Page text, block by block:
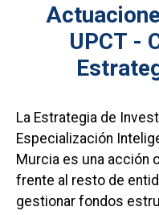
UPCT -
La Estrategia de
Especialización
Murcia es una acción
frente al resto de
gestionar fondos